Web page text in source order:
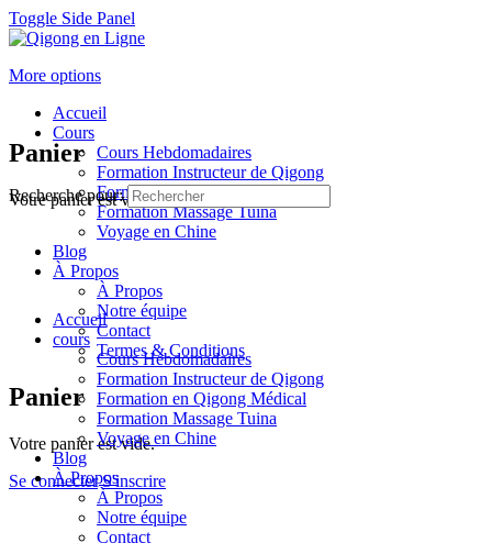
Toggle Side Panel
More options
Accueil
Cours
Cours Hebdomadaires
Formation Instructeur de Qigong
Formation en Qigong Médical
Formation Massage Tuina
Voyage en Chine
Blog
À Propos
À Propos
Notre équipe
Contact
Termes & Conditions
Panier
Votre panier est vide.
Se connecter S'inscrire
Panier
Votre panier est vide.
Recherche pour:
Accueil
cours
Cours Hebdomadaires
Formation Instructeur de Qigong
Formation en Qigong Médical
Formation Massage Tuina
Voyage en Chine
Blog
À Propos
À Propos
Notre équipe
Contact